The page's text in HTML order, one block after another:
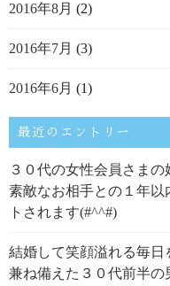
2016年8月 (2)
2016年7月 (3)
2016年6月 (1)
最近のエントリー
３０代の女性会員さま
素敵なお相手との１年
トされます(#^^#)
結婚して笑顔溢れる毎
兼ね備えた３０代前半の